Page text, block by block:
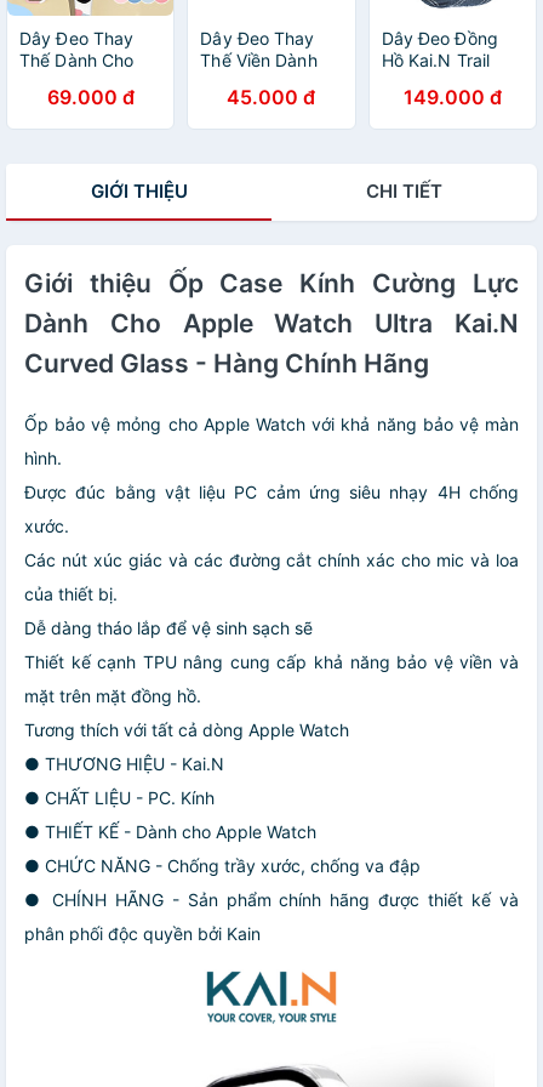
Dây Đeo Thay
Thế Dành Cho
Thông Minh
Xiaomi Mi Band
Color - Hàng
69.000 đ
Dây Đeo Thay
Thế Viền Dành
Tay Thông Minh
Xiaomi Mi Band
45.000 đ
Dây Đeo Đồng
Hồ Kai.N Trail
Watch Ultra 2/
Ultra/ watch 10/
chính hãng
149.000 đ
GIỚI THIỆU CHI TIẾT
Giới thiệu Ốp Case Kính Cường Lực
Dành Cho Apple Watch Ultra Kai.N
Curved Glass - Hàng Chính Hãng
Ốp bảo vệ mỏng cho Apple Watch với khả năng bảo vệ màn
hình.
Được đúc bằng vật liệu PC cảm ứng siêu nhạy 4H chống
xước.
Các nút xúc giác và các đường cắt chính xác cho mic và loa
của thiết bị.
Dễ dàng tháo lắp để vệ sinh sạch sẽ
Thiết kế cạnh TPU nâng cung cấp khả năng bảo vệ viền và
mặt trên mặt đồng hồ.
Tương thích với tất cả dòng Apple Watch
● THƯƠNG HIỆU - Kai.N
● CHẤT LIỆU - PC. Kính
● THIẾT KẾ - Dành cho Apple Watch
● CHỨC NĂNG - Chống trầy xước, chống va đập
● CHÍNH HÃNG - Sản phẩm chính hãng được thiết kế và
phân phối độc quyền bởi Kain